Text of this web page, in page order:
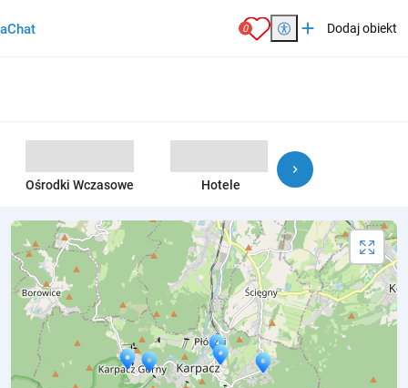
Chat 0 add Dodaj obiekt
Ośrodki Wczasowe Hotele
chevron_right